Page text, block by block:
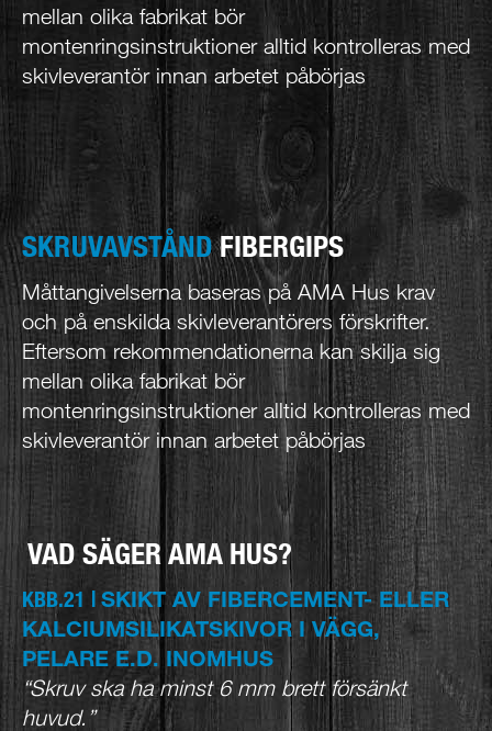
mellan olika fabrikat bör
montenringsinstruktioner alltid kontrolleras med
skivleverantör innan arbetet påbörjas
SKRUVAVSTÅNDFIBERGIPS
Måttangivelserna baseras på AMA Hus krav
och på enskilda skivleverantörers förskrifter.
Eftersom rekommendationerna kan skilja sig
mellan olika fabrikat bör
montenringsinstruktioner alltid kontrolleras med
skivleverantör innan arbetet påbörjas
VAD SÄGER AMA HUS?
KBB.21 | SKIKT AV FIBERCEMENT- ELLER
KALCIUMSILIKATSKIVOR I VÄGG,
PELARE E.D. INOMHUS
“Skruv ska ha minst 6 mm brett försänkt
huvud.”